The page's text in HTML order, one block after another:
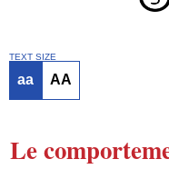
TEXT SIZE
aa AA
Le